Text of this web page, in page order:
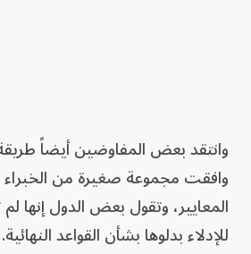
وانتقد بعض المفاوضين أيضاً طريقة
وافقت مجموعة صغيرة من الخبراء
المعايير، وتقول بعض الدول إنها
للإدلاء بدلوها بشأن القواعد النهائية.